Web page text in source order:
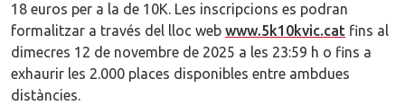
18 euros per a la de 10K. Les inscripcions es podran
formalitzar a través del lloc web www.5k10kvic.cat fins al
dimecres 12 de novembre de 2025 a les 23:59 h o fins a
exhaurir les 2.000 places disponibles entre ambdues
distàncies.